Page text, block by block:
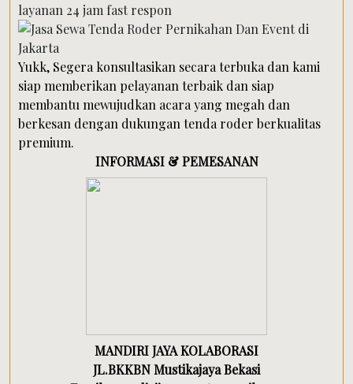
layanan 24 jam fast respon
Yukk, Segera konsultasikan secara terbuka dan kami
siap memberikan pelayanan terbaik dan siap
membantu mewujudkan acara yang megah dan
berkesan dengan dukungan tenda roder berkualitas
premium.
INFORMASI & PEMESANAN
MANDIRI JAYA KOLABORASI
JL.BKKBN Mustikajaya Bekasi